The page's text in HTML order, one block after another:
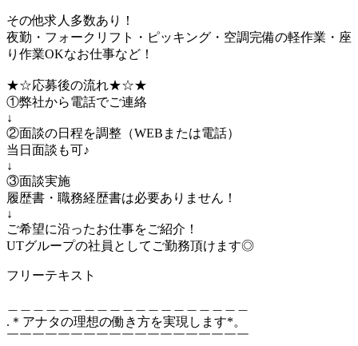
その他求人多数あり！
夜勤・フォークリフト・ピッキング・空調完備の軽作業・座
り作業OKなお仕事など！
★☆応募後の流れ★☆★
①弊社から電話でご連絡
↓
②面談の日程を調整（WEBまたは電話）
当日面談も可♪
↓
③面談実施
履歴書・職務経歴書は必要ありません！
↓
ご希望に沿ったお仕事をご紹介！
UTグループの社員としてご勤務頂けます◎
フリーテキスト
.＊アナタの理想の働き方を実現します*。
￣￣￣￣￣￣￣￣￣￣￣￣￣￣￣￣￣￣￣